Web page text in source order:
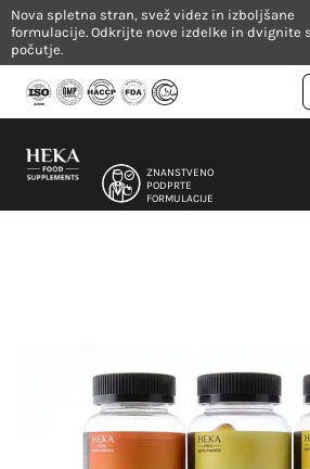
Skoči
na
vsebino
Nova spletna stran, svež videz in izboljšane
formulacije. Odkrijte nove izdelke in dvignite
počutje.
ZNANSTVENO
PODPRTE
FORMULACIJE
NUTRICISIONOSTOV